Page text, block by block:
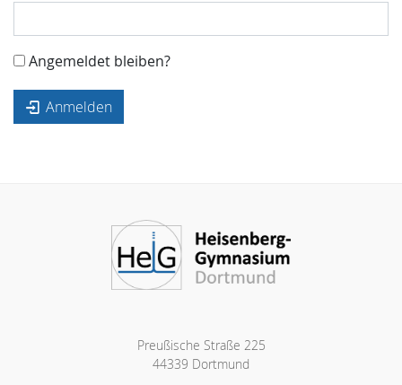
Angemeldet bleiben?
Anmelden
Preußische Straße 225
44339 Dortmund